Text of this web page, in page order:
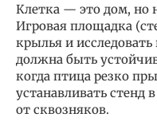
Клетка — это дом, но
Игровая площадка
крылья и
должна быть
когда птица резко
устанавливать стенд
от сквозняков.